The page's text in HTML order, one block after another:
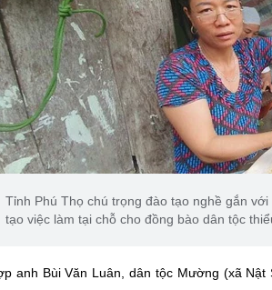
Tỉnh Phú Thọ chú trọng đào tạo nghề gắn
tạo việc làm tại chỗ cho đồng bào dân tộc
anh Bùi Văn Luân , dân tộc Mường (xã